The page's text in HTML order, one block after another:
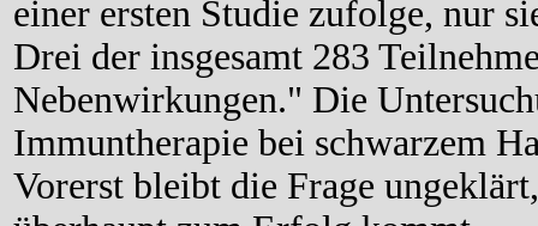
einer ersten Studie zufolge, nur
Drei der insgesamt 283
Nebenwirkungen." Die
Immuntherapie bei schwarzem
Vorerst bleibt die Frage